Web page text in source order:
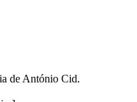
de António Cid.